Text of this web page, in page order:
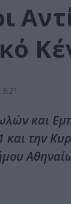
και
την